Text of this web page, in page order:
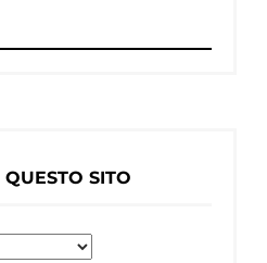
SITO